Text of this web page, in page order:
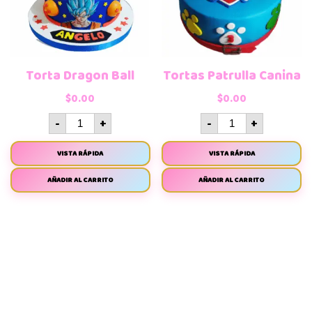
Torta Dragon Ball
$0.00
- +
VISTA RÁPIDA
AÑADIR AL CARRITO
Tortas Patrulla Canina
$0.00
- +
VISTA RÁPIDA
AÑADIR AL CARRITO